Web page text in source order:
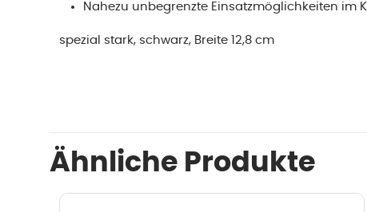
Nahezu unbegrenzte Einsatzmöglichkeiten
spezial stark, schwarz, Breite 12,8 cm
Ähnliche Produkte